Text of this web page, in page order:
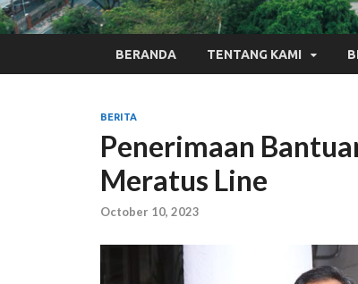
BERANDA TENTANG KAMI
BERITA
Penerimaan
Meratus Line
October 10, 2023